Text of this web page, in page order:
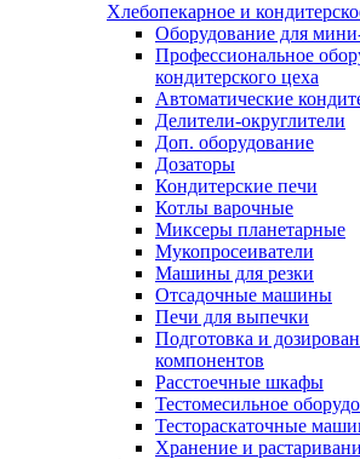
Хлебопекарное и
Оборудование для
Профессиональное
кондитерского цеха
Автоматические
Делители-округлители
Доп. оборудование
Дозаторы
Кондитерские печи
Котлы варочные
Миксеры планетарные
Мукопросеиватели
Машины для резки
Отсадочные машины
Печи для выпечки
Подготовка и
компонентов
Расстоечные шкафы
Тестомесильное
Тестораскаточные
Хранение и